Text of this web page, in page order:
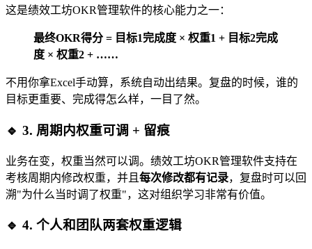
这是绩效工坊OKR管理软件的核心能力之一：
最终OKR得分 = 目标1完成度 × 权重1 + 目标2完成
度 × 权重2 + ……
不用你拿Excel手动算，系统自动出结果。复盘的时候，谁的
目标更重要、完成得怎么样，一目了然。
🔹 3. 周期内权重可调 + 留痕
业务在变，权重当然可以调。绩效工坊OKR管理软件支持在
考核周期内修改权重，并且 每次修改都有记录，复盘时可以回
溯"为什么当时调了权重"，这对组织学习非常有价值。
🔹 4. 个人和团队两套权重逻辑